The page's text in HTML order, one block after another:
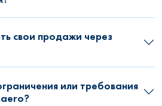
свои продажи через
или требования